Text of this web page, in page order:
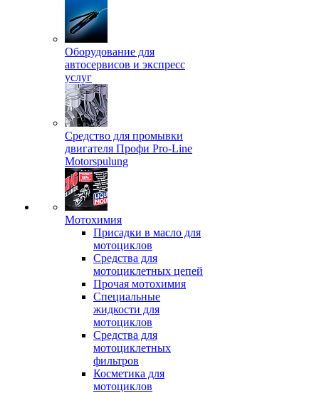
Оборудование для
автосервисов и экспресс
услуг
Средство для промывки
двигателя Профи Pro-Line
Motorspulung
Мотохимия
Присадки в масло для
мотоциклов
Средства для
мотоциклетных цепей
Прочая мотохимия
Специальные
жидкости для
мотоциклов
Средства для
мотоциклетных
фильтров
Косметика для
мотоциклов